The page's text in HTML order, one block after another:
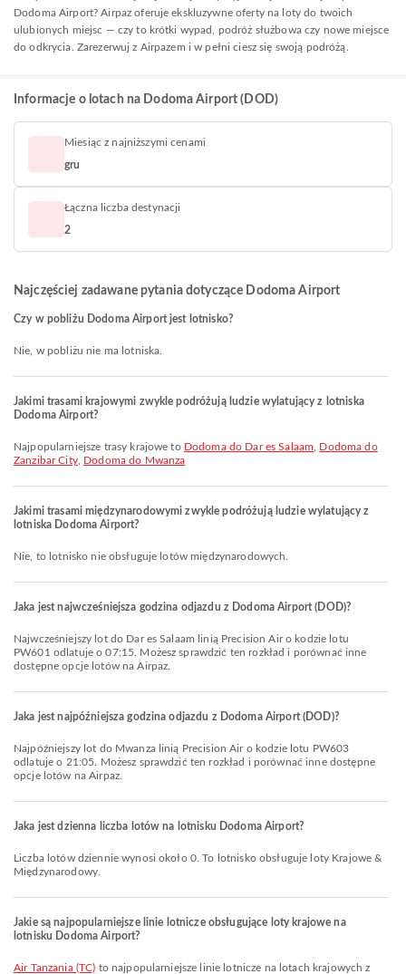
Dodoma Airport? Airpaz oferuje ekskluzywne oferty na loty do twoich
ulubionych miejsc — czy to krótki wypad, podróż służbowa czy nowe miejsce
do odkrycia. Zarezerwuj z Airpazem i w pełni ciesz się swoją podróżą.
Informacje o lotach na Dodoma Airport (DOD)
Miesiąc z najniższymi cenami
gru
Łączna liczba destynacji
2
Najczęściej zadawane pytania dotyczące Dodoma Airport
Czy w pobliżu Dodoma Airport jest lotnisko?
Nie, w pobliżu nie ma lotniska.
Jakimi trasami krajowymi zwykle podróżują ludzie wylatujący z lotniska
Dodoma Airport?
Najpopularniejsze trasy krajowe to Dodoma do Dar es Salaam
Dodoma do
Zanzibar City, Dodoma do Mwanza
Jakimi trasami międzynarodowymi zwykle podróżują ludzie wylatujący z
lotniska Dodoma Airport?
Nie, to lotnisko nie obsługuje lotów międzynarodowych.
Jaka jest najwcześniejsza godzina odjazdu z Dodoma Airport (DOD)?
Najwcześniejszy lot do Dar es Salaam linią Precision Air o kodzie lotu
PW601 odlatuje o 07:15. Możesz sprawdzić ten rozkład i porównać inne
dostępne opcje lotów na Airpaz.
Jaka jest najpóźniejsza godzina odjazdu z Dodoma Airport (DOD)?
Najpóźniejszy lot do Mwanza linią Precision Air o kodzie lotu PW603
odlatuje o 21:05. Możesz sprawdzić ten rozkład i porównać inne dostępne
opcje lotów na Airpaz.
Jaka jest dzienna liczba lotów na lotnisku Dodoma Airport?
Liczba lotów dziennie wynosi około 0. To lotnisko obsługuje loty Krajowe &
Międzynarodowy.
Jakie są najpopularniejsze linie lotnicze obsługujące loty krajowe na
lotnisku Dodoma Airport?
Air Tanzania (TC) to najpopularniejsze linie lotnicze na lotach krajowych z